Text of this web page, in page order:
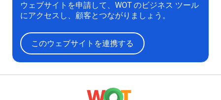
ウェブサイトを申請して、WOT のビジネス ツール
にアクセスし、顧客とつながりましょう。
このウェブサイトを連携する